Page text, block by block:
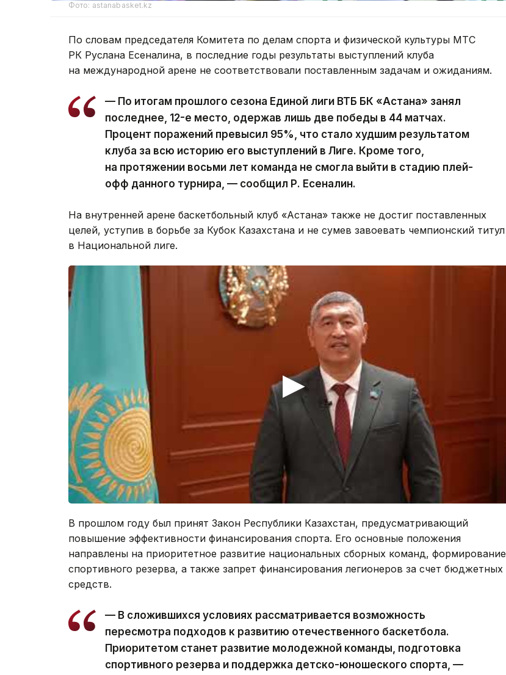
Фото: astanabasket.kz
По словам председателя Комитета по делам спорта и физической культуры МТС
РК Руслана Есеналина, в последние годы результаты выступлений клуба
на международной арене не соответствовали поставленным задачам и ожиданиям.
— По итогам прошлого сезона Единой лиги ВТБ БК «Астана» занял
последнее, 12-е место, одержав лишь две победы в 44 матчах.
Процент поражений превысил 95%, что стало худшим результатом
клуба за всю историю его выступлений в Лиге. Кроме того,
на протяжении восьми лет команда не смогла выйти в стадию плей-
офф данного турнира, — сообщил Р. Есеналин.
На внутренней арене баскетбольный клуб «Астана» также не достиг поставленных
целей, уступив в борьбе за Кубок Казахстана и не сумев завоевать чемпионский титул
в Национальной лиге.
В прошлом году был принят Закон Республики Казахстан, предусматривающий
повышение эффективности финансирования спорта. Его основные положения
направлены на приоритетное развитие национальных сборных команд, формирование
спортивного резерва, а также запрет финансирования легионеров за счет бюджетных
средств.
— В сложившихся условиях рассматривается возможность
пересмотра подходов к развитию отечественного баскетбола.
Приоритетом станет развитие молодежной команды, подготовка
спортивного резерва и поддержка детско-юношеского спорта, —